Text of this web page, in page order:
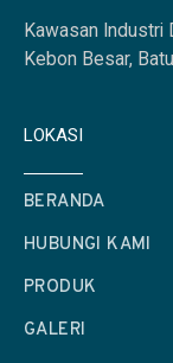
Kawasan Industri
Kebon Besar,
LOKASI
BERANDA
HUBUNGI KAMI
PRODUK
GALERI